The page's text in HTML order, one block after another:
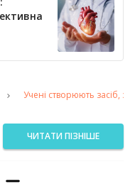
Учені створюють засіб,
ЧИТАТИ ПІЗНІШЕ